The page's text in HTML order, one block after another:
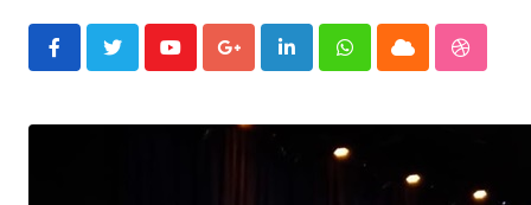
YoutubeGoogle+LinkedInWhatsappCloud